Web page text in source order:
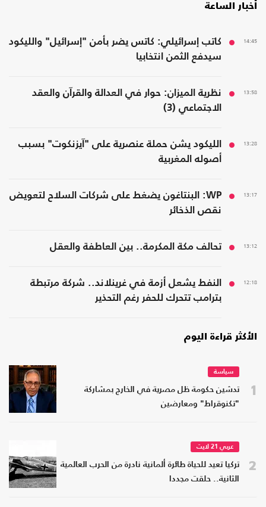
أخبار الساعة
14:45
كاتب إسرائيلي: كاتس يضر بأمن "إسرائيل" والليكود
سيدفع الثمن انتخابيا
13:58
نظرية الميزان: حوار في العدالة والقرآن والعقد
الاجتماعي (3)
13:28
الليكود يشن حملة عنصرية على "آيزنكوت" بسبب
أصوله المغربية
13:17
WP: البنتاغون يضغط على شركات السلاح لتعويض
نقص الذخائر
13:12 تحالف مكة المكرمة.. بين العاطفة والعقل
12:18
النفط يشعل أزمة في غرينلاند.. شركة مرتبطة
بترامب تتحرك للحفر رغم التحذير
الأكثر قراءة اليوم
1
سياسة
تدشين حكومة ظل مصرية في الخارج بمشاركة
"تكنوقراط" ومعارضين
2
عربي 21 لايت
تركيا تعيد للحياة طائرة ألمانية نادرة من الحرب العالمية
الثانية.. حلقت مجددا